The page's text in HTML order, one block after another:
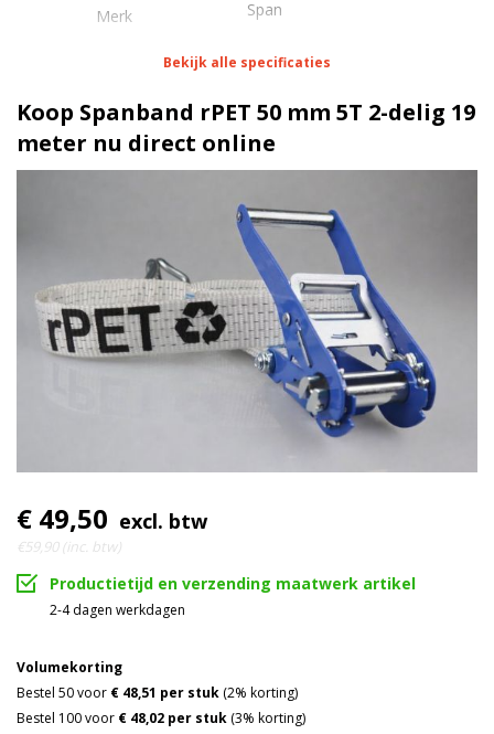
Merk Span
meter
Lengte 19 meter
350 daN
Haak/werklast Spitshaak
Ratel Standaard ratel | 5 Ton
Bekijk alle specificaties
Koop Spanband rPET 50 mm 5T 2-delig 19
meter nu direct online
€ 49,50 excl. btw
€59,90 (inc. btw)
Productietijd en verzending maatwerk artikel
2-4 dagen werkdagen
Volumekorting
Bestel 50 voor € 48,51 per stuk (2% korting)
Bestel 100 voor € 48,02 per stuk (3% korting)